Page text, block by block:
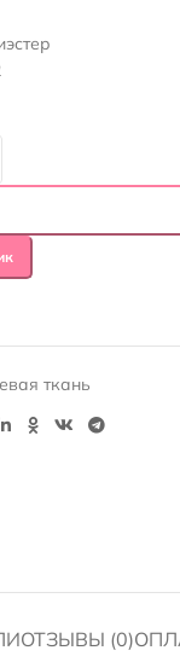
ткань
ОТЗЫВЫ (0)